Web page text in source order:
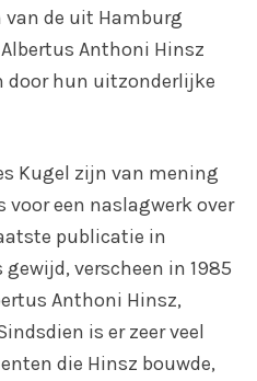
de uit Hamburg
Anthoni Hinsz
door hun uitzonderlijke
Kugel zijn van mening
een naslagwerk over
publicatie in
verscheen in 1985
Anthoni Hinsz,
is er zeer veel
die Hinsz bouwde,